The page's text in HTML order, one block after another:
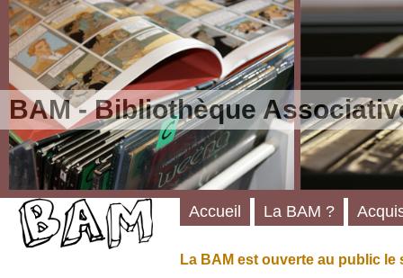
BAM - Bibliothèque
La BAM est ouverte au public le
Accueil La BAM ?